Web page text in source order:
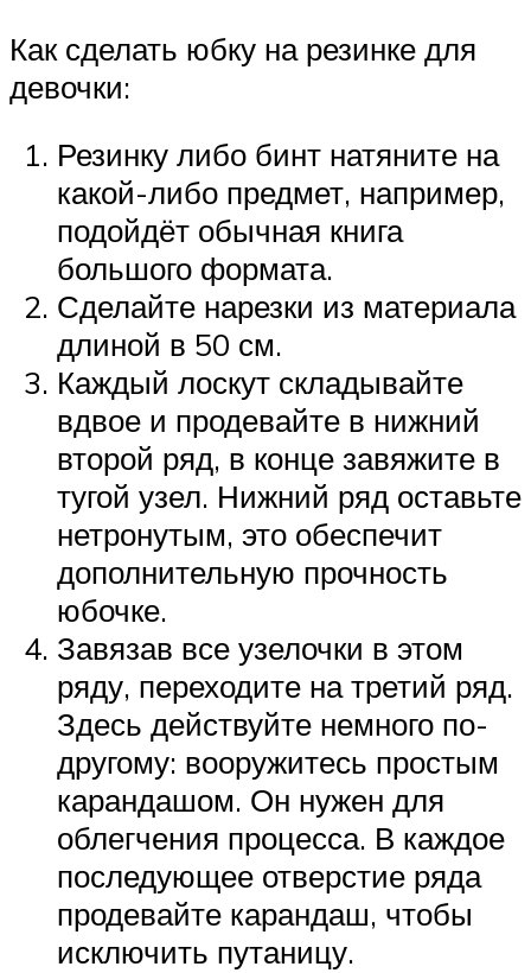
Как сделать юбку на резинке для
девочки:
Резинку либо бинт натяните на
какой-либо предмет, например,
подойдёт обычная книга
большого формата.
Сделайте нарезки из материала
длиной в 50 см.
Каждый лоскут складывайте
вдвое и продевайте в нижний
второй ряд, в конце завяжите в
тугой узел. Нижний ряд оставьте
нетронутым, это обеспечит
дополнительную прочность
юбочке.
Завязав все узелочки в этом
ряду, переходите на третий ряд.
Здесь действуйте немного по-
другому: вооружитесь простым
карандашом. Он нужен для
облегчения процесса. В каждое
последующее отверстие ряда
продевайте карандаш, чтобы
исключить путаницу.